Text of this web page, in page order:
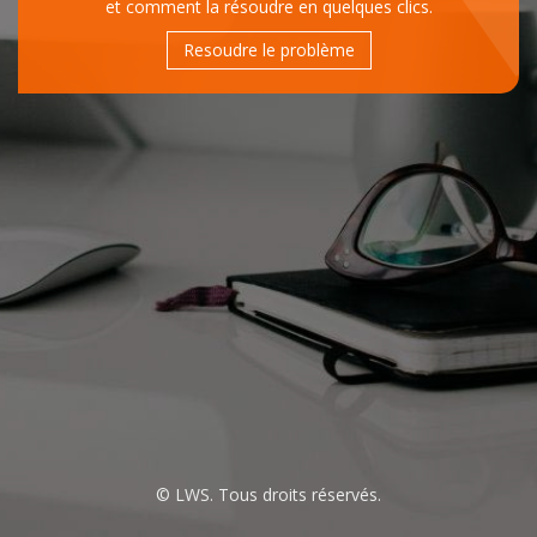
et comment la résoudre en quelques clics.
Resoudre le problème
© LWS. Tous droits réservés.